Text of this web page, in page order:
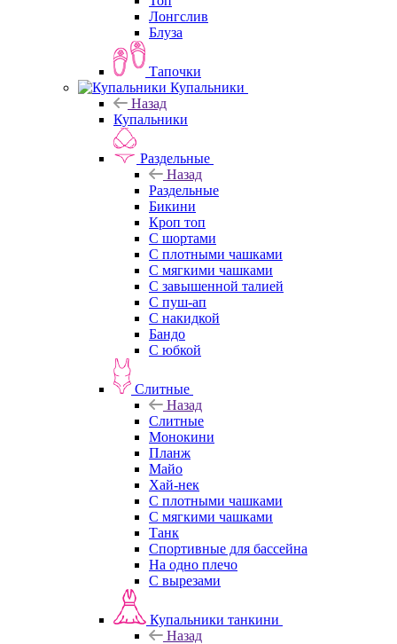
Лонгслив
Блуза
Тапочки
Купальники
Назад
Купальники
Раздельные
Назад
Раздельные
Бикини
Кроп топ
С шортами
С плотными чашками
С мягкими чашками
С завышенной талией
С пуш-ап
С накидкой
Бандо
С юбкой
Слитные
Назад
Слитные
Монокини
Планж
Майо
Хай-нек
С плотными чашками
С мягкими чашками
Танк
Спортивные для бассейна
На одно плечо
С вырезами
Купальники танкини
Назад